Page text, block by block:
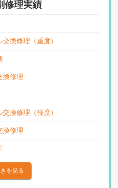
修理実績
換修理（重度）
換修理
換修理（軽度）
換修理
ズ交換修理
を見る